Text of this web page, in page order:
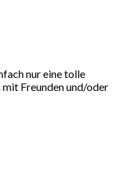
nur eine tolle
Freunden und/oder